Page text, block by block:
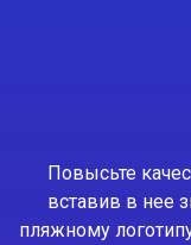
Повысьте
вставив в нее
пляжному